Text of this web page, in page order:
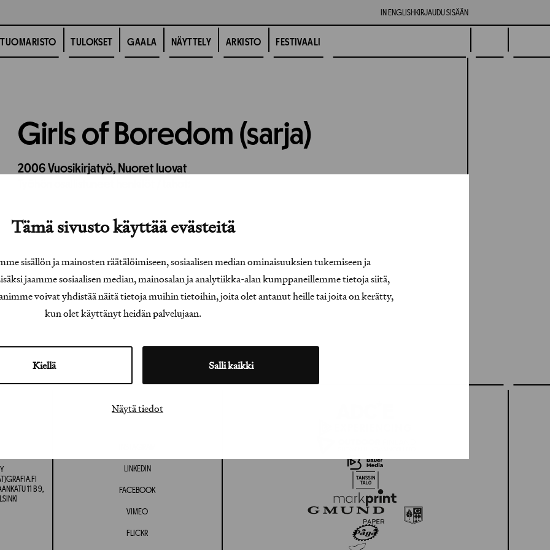
Tämä sivusto käyttää evästeitä
sisällön ja mainosten räätälöimiseen, sosiaalisen median ominaisuuksien tukemiseen ja
jaamme sosiaalisen median, mainosalan ja analytiikka-alan kumppaneillemme tietoja siitä,
voivat yhdistää näitä tietoja muihin tietoihin, joita olet antanut heille tai joita on kerätty,
kun olet käyttänyt heidän palvelujaan.
Kiellä Salli kaikki
Näytä tiedot
IN ENGLISH KIRJAUDU SISÄÄN
TUOMARISTO TULOKSET GAALA NÄYTTELY ARKISTO FESTIVAALI
Girls of Boredom (sarja)
2006 Vuosikirjatyö, Nuoret luovat
11 B 9,
LINKEDIN
FACEBOOK
VIMEO
FLICKR